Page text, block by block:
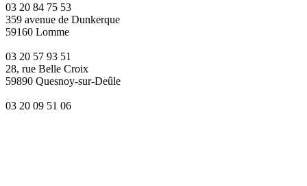
03 20 84 75 53
359 avenue de Dunkerque
59160 Lomme
03 20 57 93 51
28, rue Belle Croix
59890 Quesnoy-sur-Deûle
03 20 09 51 06